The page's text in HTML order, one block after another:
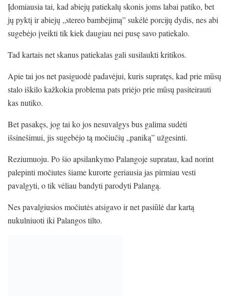
Įdomiausia tai, kad abiejų patiekalų skonis joms labai patiko, bet
jų pyktį ir abiejų „stereo bambėjimą” sukėlė porcijų dydis, nes abi
sugebėjo įveikti tik kiek daugiau nei pusę savo patiekalo.
Tad kartais net skanus patiekalas gali susilaukti kritikos.
Apie tai jos net pasiguodė padavėjui, kuris supratęs, kad prie mūsų
stalo iškilo kažkokia problema pats priėjo prie mūsų pasiteirauti
kas nutiko.
Bet pasakęs, jog tai ko jos nesuvalgys bus galima sudėti
išsinešimui, jis sugebėjo tą močiučių „paniką” užgesinti.
Reziumuoju. Po šio apsilankymo Palangoje supratau, kad norint
palepinti močiutes šiame kurorte geriausia jas pirmiau vesti
pavalgyti, o tik vėliau bandyti parodyti Palangą.
Nes pavalgiusios močiutės atsigavo ir net pasiūlė dar kartą
nukulniuoti iki Palangos tilto.